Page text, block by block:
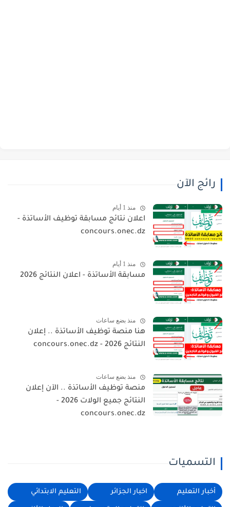
رائج الآن
منذ 1 أيام
اعلان نتائج مسابقة توظيف الأساتذة -
concours.onec.dz
منذ 1 أيام
مسابقة الأساتذة - اعلان النتائج 2026
منذ بضع ساعات
هنا منصة توظيف الأساتذة .. إعلان
النتائج 2026 - concours.onec.dz
منذ بضع ساعات
منصة توظيف الأساتذة .. الآن إعلان
النتائج جميع الولات 2026 -
concours.onec.dz
التسميات
أخبار التعليم اخبار الجزائر التعليم الابتدائي